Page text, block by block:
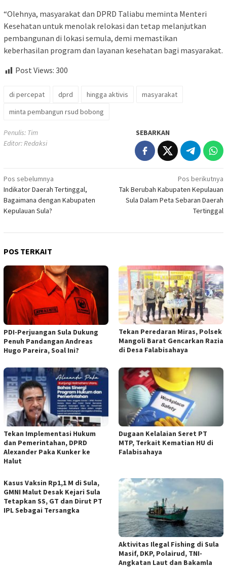
“Olehnya, masyarakat dan DPRD Taliabu meminta Menteri
Kesehatan untuk menolak relokasi dan tetap melanjutkan
pembangunan di lokasi semula, demi memastikan
keberhasilan program dan layanan kesehatan bagi masyarakat.
Post Views: 300
di percepat dprd hingga aktivis
masyarakat
minta pembangun rsud bobong
Penulis: Tim
Editor: Redaksi
SEBARKAN
Navigasi
pos
Pos sebelumnya
Indikator Daerah Tertinggal,
Bagaimana dengan Kabupaten
Kepulauan Sula?
Pos berikutnya
Tak Berubah Kabupaten Kepulauan
Sula Dalam Peta Sebaran Daerah
Tertinggal
POS TERKAIT
PDI-Perjuangan Sula Dukung
Penuh Pandangan Andreas
Hugo Pareira, Soal Ini?
Tekan Peredaran Miras, Polsek
Mangoli Barat Gencarkan Razia
di Desa Falabisahaya
Tekan Implementasi Hukum
dan Pemerintahan, DPRD
Alexander Paka Kunker ke
Halut
Dugaan Kelalaian Seret PT
MTP, Terkait Kematian HU di
Falabisahaya
Kasus Vaksin Rp1,1 M di Sula,
GMNI Malut Desak Kejari Sula
Tetapkan SS, GT dan Dirut PT
IPL Sebagai Tersangka
Aktivitas Ilegal Fishing di Sula
Masif, DKP, Polairud, TNI-
Angkatan Laut dan Bakamla